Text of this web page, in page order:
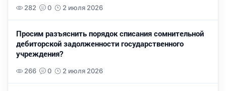
282 0 2 июля 2026
Просим разъяснить порядок списания сомнительной
дебиторской задолженности государственного
учреждения?
266 0 2 июля 2026